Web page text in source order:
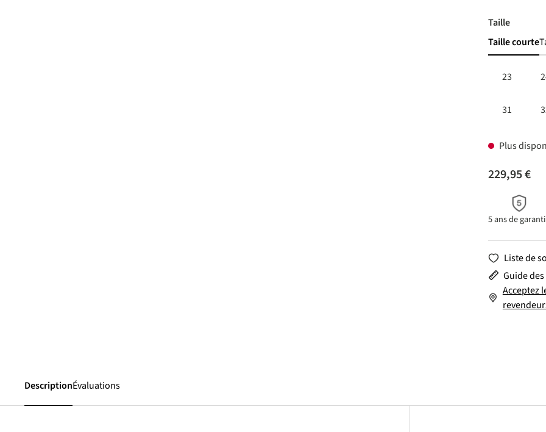
Choisir
Taille
Taille courte
23
31
Plus
229,95 €
5 ans de
Liste de
Guide
Acceptez
DescriptionÉvaluations